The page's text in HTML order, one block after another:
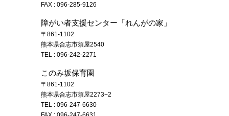
FAX : 096-285-9126
障がい者支援センター「れんがの家」
〒861-1102
熊本県合志市須屋2540
TEL : 096-242-2271
このみ坂保育園
〒861-1102
熊本県合志市須屋2273−2
TEL : 096-247-6630